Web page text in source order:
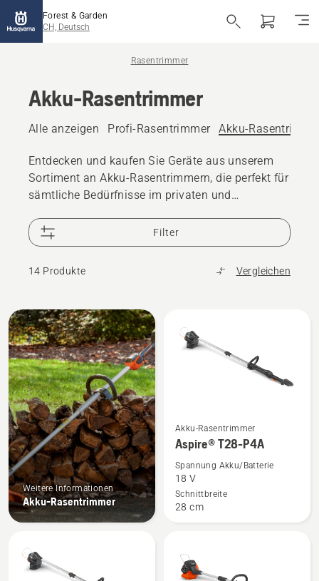
Forest & Garden
CH, Deutsch
Rasentrimmer
Akku-Rasentrimmer
Alle anzeigen Profi-Rasentrimmer Akku-
Entdecken und kaufen Sie Geräte aus unserem
Sortiment an Akku-Rasentrimmern, die perfekt für
sämtliche Bedürfnisse im privaten und
Filter
14 Produkte Vergleichen
Alle
Produkte
Weitere Informationen
Akku-Rasentrimmer
Mehr
Details
Aspire®
T28-
P4A
Akku-Rasentrimmer
Aspire® T28-P4A
Spannung Akku/Batterie
18 V
Schnittbreite
28 cm